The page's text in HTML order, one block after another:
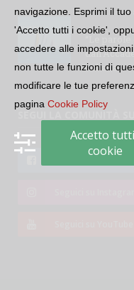
“Le
italiana
navigazione. Esprimi il
'Accetto tutti i cookie',
accedere alle
non tutte le funzioni di
modificare le tue
pagina Cookie Policy
Accetto
cookie